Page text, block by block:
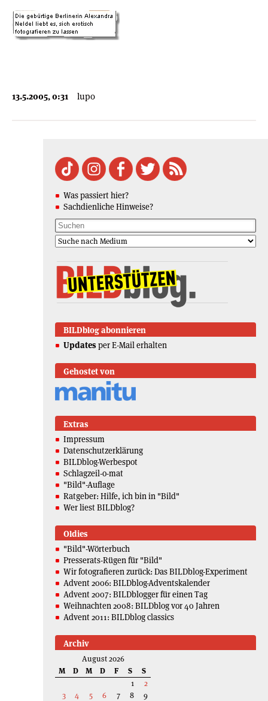
13.5.2005, 0:31 lupo
Was passiert hier?
Sachdienliche Hinweise?
BILDblog abonnieren
Updates per E-Mail erhalten
Gehostet von
Extras
Impressum
Datenschutzerklärung
BILDblog-Werbespot
Schlagzeil-o-mat
"Bild"-Auflage
Ratgeber: Hilfe, ich bin in "Bild"
Wer liest BILDblog?
Oldies
"Bild"-Wörterbuch
Presserats-Rügen für "Bild"
Wir fotografieren zurück: Das BILDblog-Experiment
Advent 2006: BILDblog-Adventskalender
Advent 2007: BILDblogger für einen Tag
Weihnachten 2008: BILDblog vor 40 Jahren
Advent 2011: BILDblog classics
Archiv
August 2026
M
D M D F S
S
1
2
3
4 5 6 7 8
9